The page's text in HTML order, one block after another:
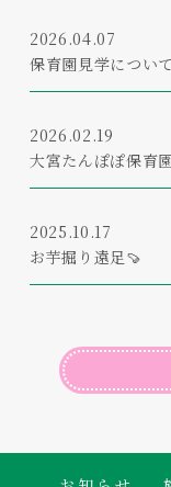
2026.04.07
保育園見学につい
2026.02.19
大宮たんぽぽ保育
2025.10.17
お芋掘り遠足🍠